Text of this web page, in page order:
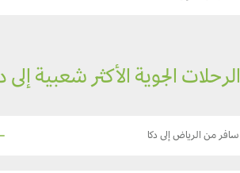
الرحلات الجوية الأكثر شعبية إلى
سافر من الرياض إلى دكا